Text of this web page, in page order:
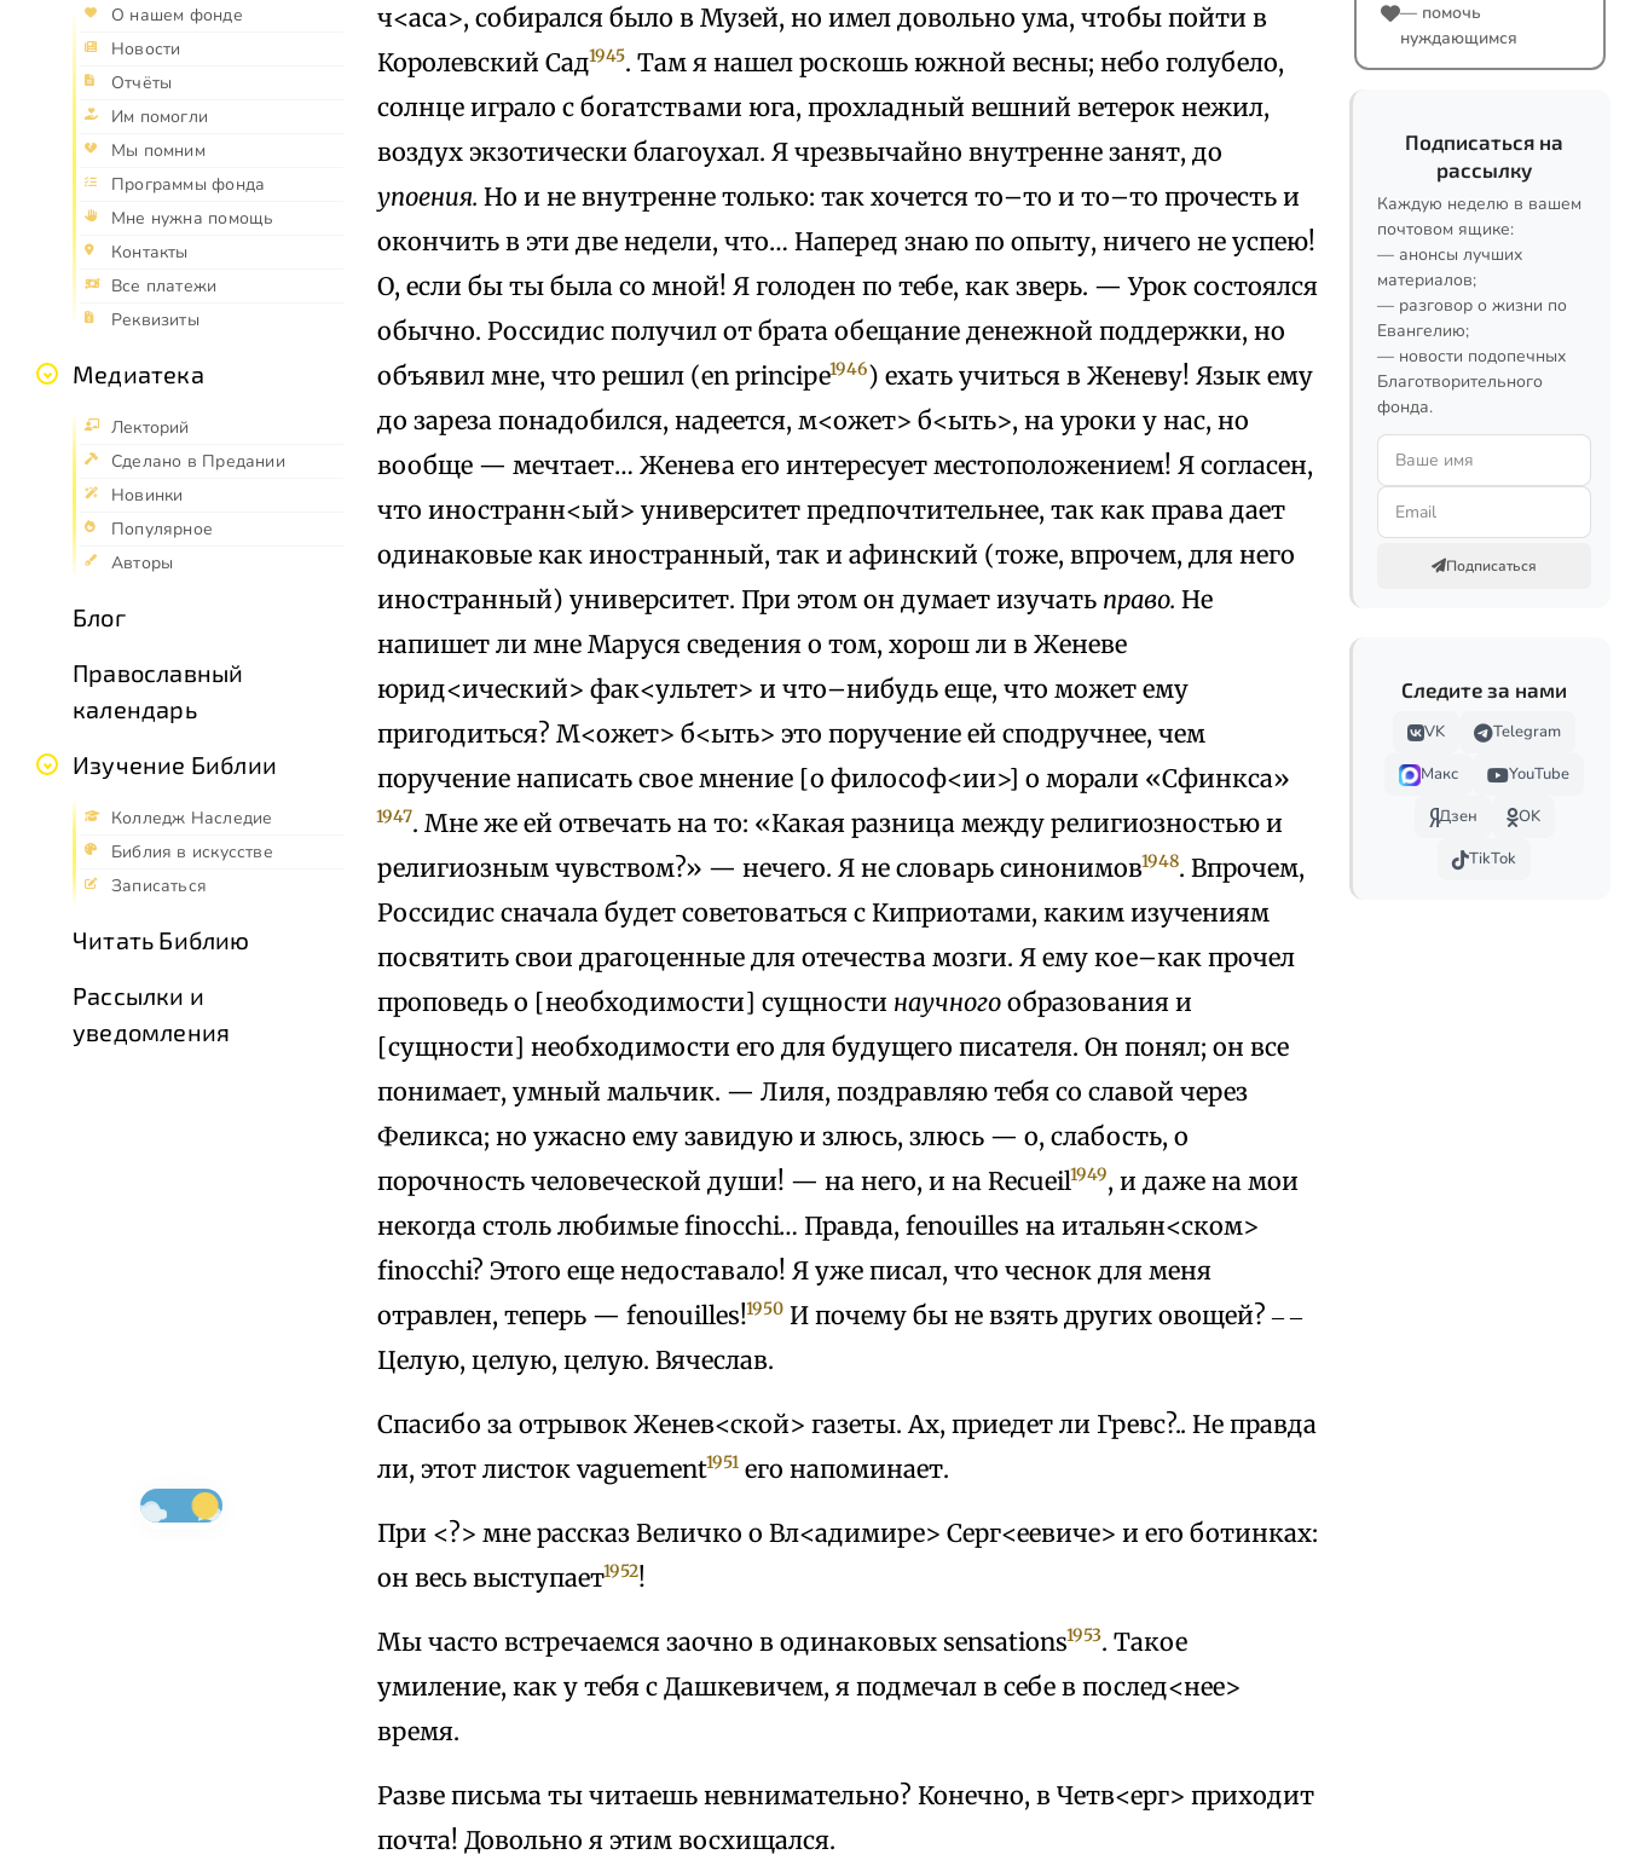
О нашем фонде
Новости
Отчёты
Им помогли
Мы помним
Программы фонда
Мне нужна помощь
Контакты
Все платежи
Реквизиты
Медиатека
Лекторий
Сделано в Предании
Новинки
Популярное
Авторы
Блог
Православный
календарь
Изучение Библии
Колледж Наследие
Библия в искусстве
Записаться
Читать Библию
Рассылки и
уведомления
ч<аса>, собирался было в Музей, но имел довольно ума, чтобы пойти в
Королевский Сад1945. Там я нашел роскошь южной весны; небо голубело,
солнце играло с богатствами юга, прохладный вешний ветерок нежил,
воздух экзотически благоухал. Я чрезвычайно внутренне занят, до
упоения. Но и не внутренне только: так хочется то–то и то–то прочесть и
окончить в эти две недели, что… Наперед знаю по опыту, ничего не успею!
О, если бы ты была со мной! Я голоден по тебе, как зверь. — Урок состоялся
обычно. Россидис получил от брата обещание денежной поддержки, но
объявил мне, что решил (еn principe1946) ехать учиться в Женеву! Язык ему
до зареза понадобился, надеется, м<ожет> б<ыть>, на уроки у нас, но
вообще — мечтает… Женева его интересует местоположением! Я согласен,
что иностранн<ый> университет предпочтительнее, так как права дает
одинаковые как иностранный, так и афинский (тоже, впрочем, для него
иностранный) университет. При этом он думает изучать право. Не
напишет ли мне Маруся сведения о том, хорош ли в Женеве
юрид<ический> фак<ультет> и что–нибудь еще, что может ему
пригодиться? М<ожет> б<ыть> это поручение ей сподручнее, чем
поручение написать свое мнение [о философ<ии>] о морали «Сфинкса»
1947. Мне же ей отвечать на то: «Какая разница между религиозностью и
религиозным чувством?» — нечего. Я не словарь синонимов1948. Впрочем,
Россидис сначала будет советоваться с Киприотами, каким изучениям
посвятить свои драгоценные для отечества мозги. Я ему кое–как прочел
проповедь о [необходимости] сущности научного образования и
[сущности] необходимости его для будущего писателя. Он понял; он все
понимает, умный мальчик. — Лиля, поздравляю тебя со славой через
Феликса; но ужасно ему завидую и злюсь, злюсь — о, слабость, о
порочность человеческой души! — на него, и на Recueil1949, и даже на мои
некогда столь любимые finocchi… Правда, fenouilles на итальян<ском>
finocchi? Этого еще недоставало! Я уже писал, что чеснок для меня
отравлен, теперь — fenouilles!1950И почему бы не взять других овощей? ‒ ‒
Целую, целую, целую. Вячеслав.
Спасибо за отрывок Женев<ской> газеты. Ах, приедет ли Гревс?.. Не правда
ли, этот листок vaguement1951его напоминает.
При <?> мне рассказ Величко о Вл<адимире> Серг<еевиче> и его ботинках:
он весь выступает1952!
Мы часто встречаемся заочно в одинаковых sensations1953. Такое
умиление, как у тебя с Дашкевичем, я подмечал в себе в послед<нее>
время.
Разве письма ты читаешь невнимательно? Конечно, в Четв<ерг> приходит
почта! Довольно я этим восхищался.
— помочь
нуждающимся
Подписаться на
рассылку
Каждую неделю в вашем
почтовом ящике:
— анонсы лучших
материалов;
— разговор о жизни по
Евангелию;
— новости подопечных
Благотворительного
фонда.
Подписаться
Следите за нами
VK
Telegram
Макс
YouTube
Дзен
OK
TikTok